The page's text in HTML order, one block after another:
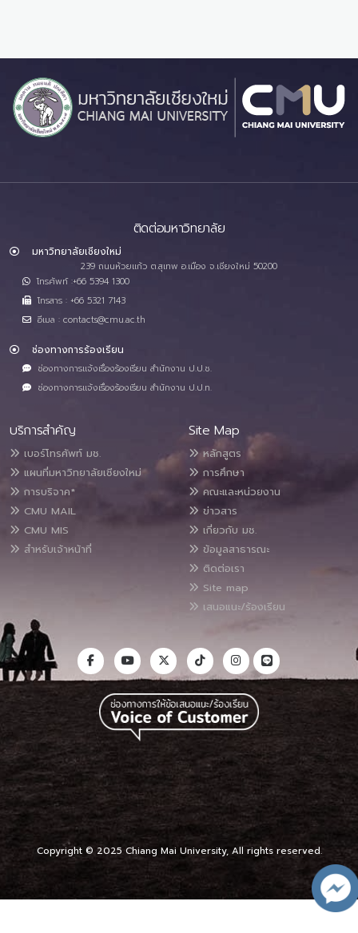
ติดต่อมหาวิทยาลัย
มหาวิทยาลัยเชียงใหม่
239 ถนนห้วยแก้ว ต.สุเทพ อ.เมือง จ.เชียงใหม่ 50200
โทรศัพท์ :+66 5394 1300
โทรสาร : +66 5321 7143
อีเมล : contacts@cmu.ac.th
ช่องทางการร้องเรียน
ช่องทางการแจ้งเรื่องร้องเรียน สำนักงาน ป.ป.ช.
ช่องทางการแจ้งเรื่องร้องเรียน สำนักงาน ป.ป.ท.
บริการสำคัญ
เบอร์โทรศัพท์ มช.
แผนที่มหาวิทยาลัยเชียงใหม่
การบริจาค*
CMU MAIL
CMU MIS
สำหรับเจ้าหน้าที่
Site Map
หลักสูตร
การศึกษา
คณะและหน่วยงาน
ข่าวสาร
เกี่ยวกับ มช.
ข้อมูลสาธารณะ
ติดต่อเรา
Site map
เสนอแนะ/ร้องเรียน
Copyright © 2025 Chiang Mai University, All rights reserved.